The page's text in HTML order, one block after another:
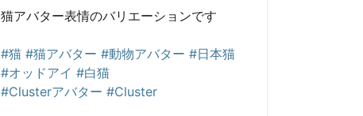
猫アバター表情のバリエーションです
#猫 #猫アバター #動物アバター #日本猫
#オッドアイ #白猫
#Clusterアバター #Cluster